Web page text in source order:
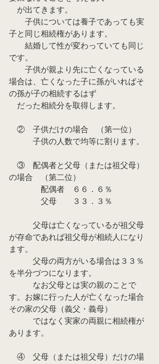
が出てきます。
子供については養子であっても実
子と同じ相続権があります。
結婚して性が変わっていても同じ
です。
子供が親より先に亡くなっている
場合は、亡くなった子に孫がいればそ
の孫が子の相続するはず
だった相続分を取得します。
②　子供だけの場合　（第一位）
子供の人数で均等に割ります。
③　配偶者と父母（または祖父母）
の場合　（第二位）
配偶者　６６．６％
父母　　３３．３％
父母は亡くなっているが祖父母
が存命であれば祖父母が相続人になり
ます。
父母の両方がいる場合は３３％
を半分づつになります。
なお父母とは実の親のことで
す。お嫁に行った人が亡くなった場合
その家の父母（義父・義母）
ではなく実家の両親に相続権が
あります。
④　父母（または祖父母）だけの場